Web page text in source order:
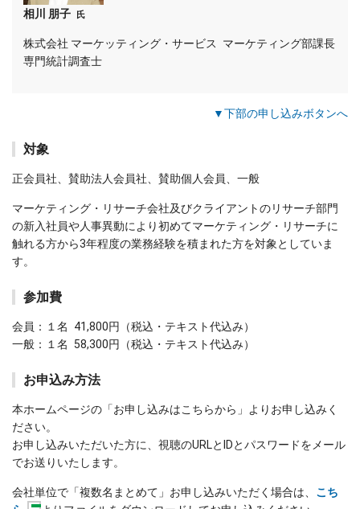
相川 朋子 氏
株式会社 マーケッティング・サービス マーケティング部課長
専門統計調査士
▼下部の申し込みボタンへ
対象
正会員社、賛助法人会員社、賛助個人会員、一般
マーケティング・リサーチ会社及びクライアントのリサーチ部門
の新入社員や人事異動により初めてマーケティング・リサーチに
触れる方から3年程度の業務経験を積まれた方を対象としていま
す。
参加費
会員：１名 41,800円（税込・テキスト代込み）
一般：１名 58,300円（税込・テキスト代込み）
お申込み方法
本ホームページの「お申し込みはこちらから」よりお申し込みく
ださい。
お申し込みいただいた方に、視聴のURLとIDとパスワードをメール
でお送りいたします。
会社単位で「複数名まとめて」お申し込みいただく場合は、 こち